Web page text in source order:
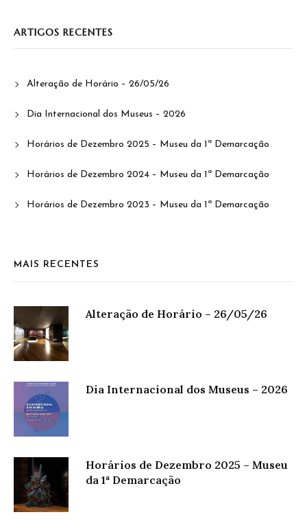
ARTIGOS RECENTES
Alteração de Horário – 26/05/26
Dia Internacional dos Museus – 2026
Horários de Dezembro 2025 – Museu da 1ª Demarcação
Horários de Dezembro 2024 – Museu da 1ª Demarcação
Horários de Dezembro 2023 – Museu da 1ª Demarcação
MAIS RECENTES
Alteração de Horário – 26/05/26
Dia Internacional dos Museus – 2026
Horários de Dezembro 2025 – Museu
da 1ª Demarcação